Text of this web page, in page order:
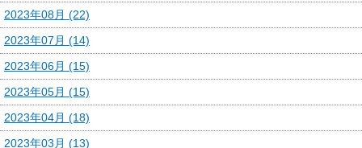
2023年08月 (22)
2023年07月 (14)
2023年06月 (15)
2023年05月 (15)
2023年04月 (18)
2023年03月 (13)